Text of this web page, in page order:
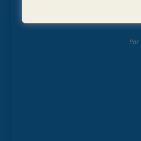
Par